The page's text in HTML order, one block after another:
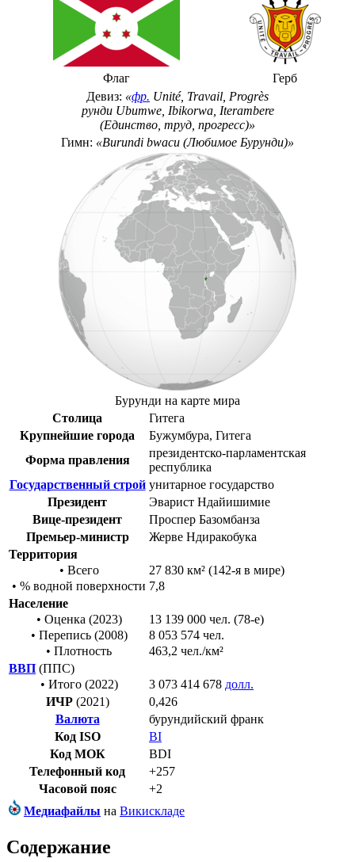
Флаг
Герб
Девиз: «фр. Unité, Travail, Progrès
рунди Ubumwe, Ibikorwa, Iterambere
(Единство, труд, прогресс)»
Гимн: «Burundi bwacu (Любимое Бурунди)»
Бурунди на карте мира
Столица
Гитега
Крупнейшие города
Бужумбура, Гитега
Форма правления
президентско-парламентская
республика
Государственный строй унитарное государство
Президент
Эварист Ндайишимие
Вице-президент
Проспер Базомбанза
Премьер-министр
Жерве Ндиракобука
Территория
• Всего
27 830 км² (142-я в мире)
• % водной поверхности 7,8
Население
• Оценка (2023)
13 139 000 чел. (78-е)
• Перепись (2008)
8 053 574 чел.
• Плотность 463,2 чел./км²
ВВП (ППС)
• Итого (2022)
3 073 414 678 долл.
ИЧР (2021)
0,426
Валюта
бурундийский франк
Код ISO
BI
Код МОК
BDI
Телефонный код
+257
Часовой пояс
+2
Медиафайлы на Викискладе
Содержание